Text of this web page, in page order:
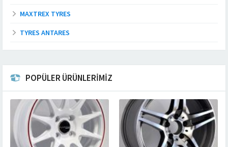
MAXTREX TYRES
TYRES ANTARES
POPÜLER ÜRÜNLERİMİZ